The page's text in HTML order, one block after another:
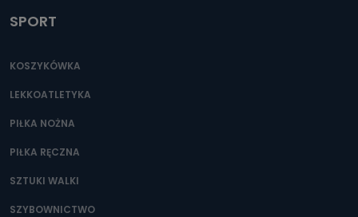
SPORT
KOSZYKÓWKA
LEKKOATLETYKA
PIŁKA NOŻNA
PIŁKA RĘCZNA
SZTUKI WALKI
SZYBOWNICTWO